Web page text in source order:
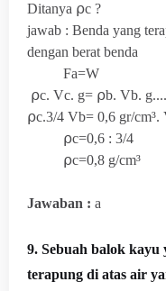
Ditanya ⍴c ?
jawab : Benda yang
dengan berat benda
Fa=W
⍴c. Vc. g= ⍴b. Vb.
⍴c.3/4 Vb= 0,6 gr/cm³.
⍴c=0,6 : 3/4
⍴c=0,8 g/cm³
Jawaban : a
9. Sebuah balok kayu
terapung di atas air